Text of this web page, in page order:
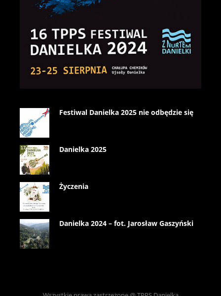
Festiwal Danielka 2025 nie odbędzie się
Danielka 2025
Życzenia
Danielka 2024 – fot. Jarosław Gaszyński